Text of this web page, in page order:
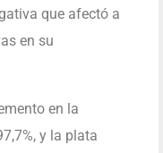
que afectó a
en su
en la
y la plata